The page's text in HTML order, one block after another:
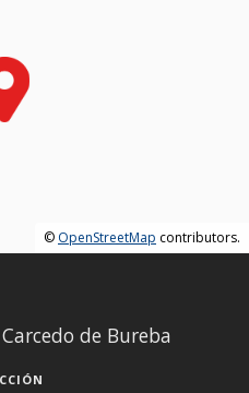
© OpenStreetMap contributors.
de Bureba